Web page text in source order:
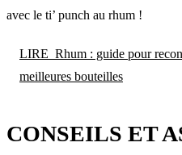
avec le ti’ punch au rhum !
LIRE Rhum : guide pour
meilleures bouteilles
CONSEILS ET